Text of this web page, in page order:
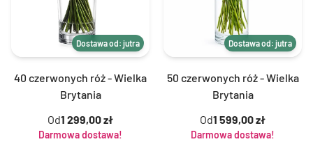
Dostawa od: jutra
40 czerwonych róż - Wielka
Brytania
Od1 299,00 zł
Darmowa dostawa!
Dostawa od: jutra
50 czerwonych róż - Wielka
Brytania
Od1 599,00 zł
Darmowa dostawa!